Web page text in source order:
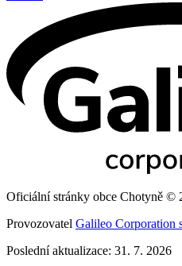
Oficiální stránky obce Chotyně ©
Provozovatel Galileo Corporation
Poslední aktualizace: 31. 7. 2026